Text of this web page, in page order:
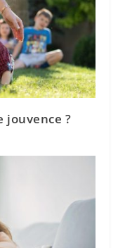
jouvence ?